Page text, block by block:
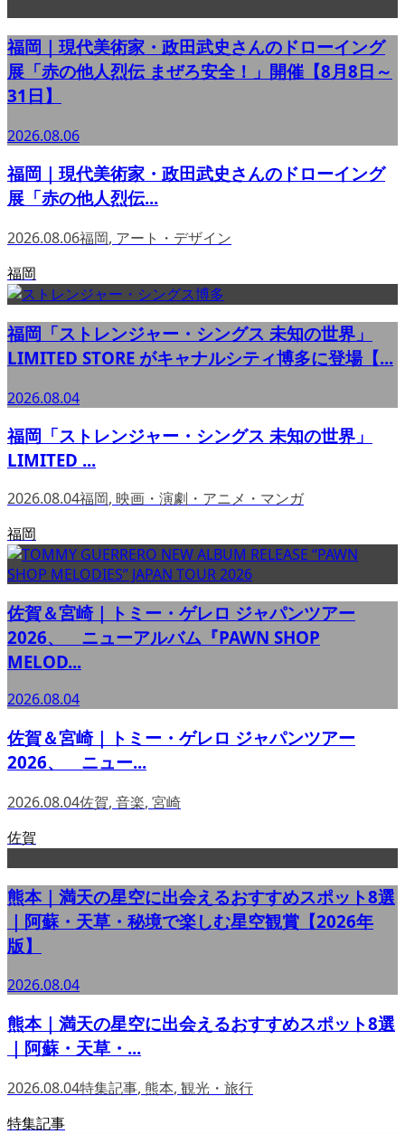
福岡｜現代美術家・政田武史さんのドローイング
展「赤の他人烈伝 まぜろ安全！」開催【8月8日～
31日】
2026.08.06
福岡｜現代美術家・政田武史さんのドローイング
展「赤の他人烈伝...
2026.08.06福岡, アート・デザイン
福岡
福岡「ストレンジャー・シングス 未知の世界」
LIMITED STORE がキャナルシティ博多に登場【...
2026.08.04
福岡「ストレンジャー・シングス 未知の世界」
LIMITED ...
2026.08.04福岡, 映画・演劇・アニメ・マンガ
福岡
佐賀＆宮崎｜トミー・ゲレロ ジャパンツアー
2026、 ニューアルバム『PAWN SHOP
MELOD...
2026.08.04
佐賀＆宮崎｜トミー・ゲレロ ジャパンツアー
2026、 ニュー...
2026.08.04佐賀, 音楽, 宮崎
佐賀
熊本｜満天の星空に出会えるおすすめスポット8選
｜阿蘇・天草・秘境で楽しむ星空観賞【2026年
版】
2026.08.04
熊本｜満天の星空に出会えるおすすめスポット8選
｜阿蘇・天草・...
2026.08.04特集記事, 熊本, 観光・旅行
特集記事